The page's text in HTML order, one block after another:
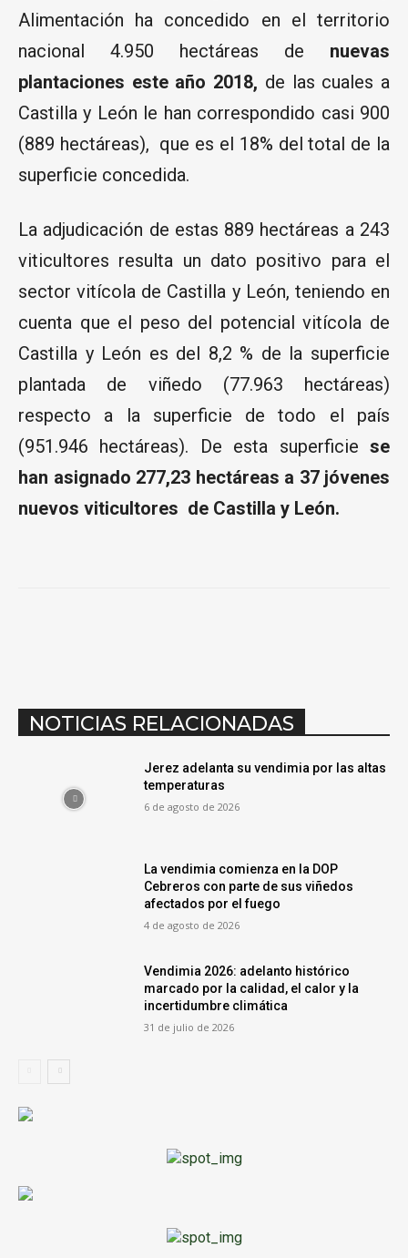
Alimentación ha concedido en el territorio
nacional 4.950 hectáreas de nuevas
plantaciones este año 2018, de las cuales a
Castilla y León le han correspondido casi 900
(889 hectáreas), que es el 18% del total de la
superficie concedida.
La adjudicación de estas 889 hectáreas a 243
viticultores resulta un dato positivo para el
sector vitícola de Castilla y León, teniendo en
cuenta que el peso del potencial vitícola de
Castilla y León es del 8,2 % de la superficie
plantada de viñedo (77.963 hectáreas)
respecto a la superficie de todo el país
(951.946 hectáreas). De esta superficie se
han asignado 277,23 hectáreas a 37 jóvenes
nuevos viticultores de Castilla y León.
NOTICIAS RELACIONADAS
Jerez adelanta su vendimia por las altas
temperaturas
6 de agosto de 2026
La vendimia comienza en la DOP
Cebreros con parte de sus viñedos
afectados por el fuego
4 de agosto de 2026
Vendimia 2026: adelanto histórico
marcado por la calidad, el calor y la
incertidumbre climática
31 de julio de 2026